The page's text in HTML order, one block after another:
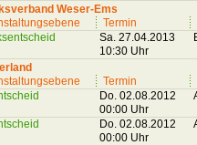
Weser-Ems
Termin
Sa. 27.04.2013
10:30 Uhr
Termin
Do. 02.08.2012
00:00 Uhr
Do. 02.08.2012
00:00 Uhr